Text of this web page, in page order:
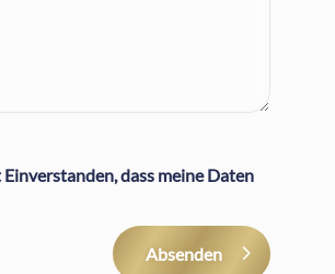
dass meine Daten
Absenden